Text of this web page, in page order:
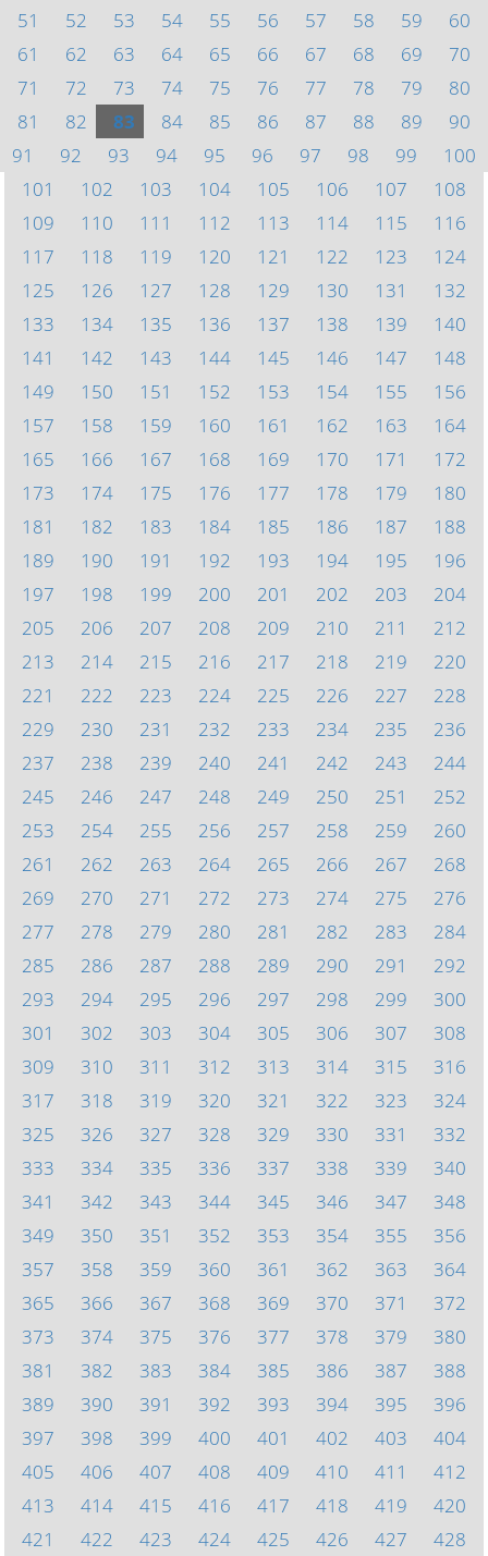
51
52 53 54 55 56 57 58 59
60
61
62 63 64 65 66 67 68 69
70
71
72 73 74 75 76 77 78 79
80
81
82 83 84 85 86 87 88 89
90
91
92 93 94 95 96 97 98 99
100
101
102 103 104 105 106 107
108
109
110 111 112 113 114 115
116
117
118 119 120 121 122 123
124
125
126 127 128 129 130 131
132
133
134 135 136 137 138 139
140
141
142 143 144 145 146 147
148
149
150 151 152 153 154 155
156
157
158 159 160 161 162 163
164
165
166 167 168 169 170 171
172
173
174 175 176 177 178 179
180
181
182 183 184 185 186 187
188
189
190 191 192 193 194 195
196
197
198 199 200 201 202 203
204
205
206 207 208 209 210 211
212
213
214 215 216 217 218 219
220
221
222 223 224 225 226 227
228
229
230 231 232 233 234 235
236
237
238 239 240 241 242 243
244
245
246 247 248 249 250 251
252
253
254 255 256 257 258 259
260
261
262 263 264 265 266 267
268
269
270 271 272 273 274 275
276
277
278 279 280 281 282 283
284
285
286 287 288 289 290 291
292
293
294 295 296 297 298 299
300
301
302 303 304 305 306 307
308
309
310 311 312 313 314 315
316
317
318 319 320 321 322 323
324
325
326 327 328 329 330 331
332
333
334 335 336 337 338 339
340
341
342 343 344 345 346 347
348
349
350 351 352 353 354 355
356
357
358 359 360 361 362 363
364
365
366 367 368 369 370 371
372
373
374 375 376 377 378 379
380
381
382 383 384 385 386 387
388
389
390 391 392 393 394 395
396
397
398 399 400 401 402 403
404
405
406 407 408 409 410 411
412
413
414 415 416 417 418 419
420
421
422 423 424 425 426 427 428